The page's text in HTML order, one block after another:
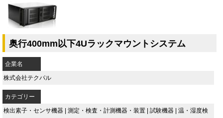
奥行400mm以下4Uラックマウントシステム
企業名
株式会社テクパル
カテゴリー
検出素子・センサ機器 | 測定・検査・計測機器・装置 | 試験機器 | 温・湿度検